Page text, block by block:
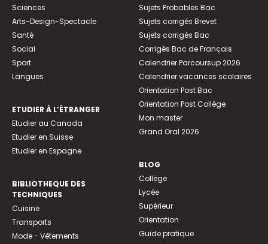
Sciences
Arts-Design-Spectacle
Santé
Social
Sport
Langues
ETUDIER À L’ÉTRANGER
Etudier au Canada
Etudier en Suisse
Etudier en Espagne
BIBLIOTHEQUE DES
TECHNIQUES
Cuisine
Transports
Mode - Vêtements
Sujets Probables Bac
Sujets corrigés Brevet
Sujets corrigés Bac
Corrigés Bac de Français
Calendrier Parcoursup 2026
Calendrier vacances scolaires
Orientation Post Bac
Orientation Post Collège
Mon master
Grand Oral 2026
BLOG
Collège
Lycée
Supérieur
Orientation
Guide pratique